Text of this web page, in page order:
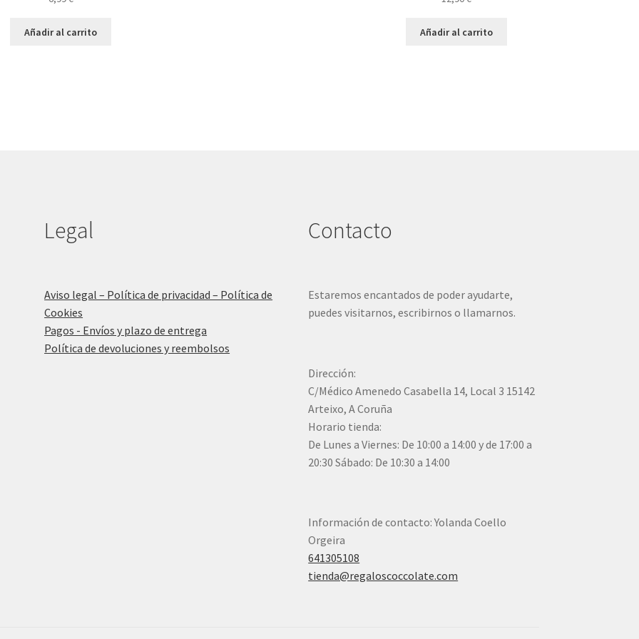
Añadir al carrito Añadir al carrito
Legal
Aviso legal – Política de privacidad – Política de
Cookies
Pagos - Envíos y plazo de entrega
Política de devoluciones y reembolsos
Contacto
Estaremos encantados de poder ayudarte,
puedes visitarnos, escribirnos o llamarnos.
Dirección:
C/Médico Amenedo Casabella 14, Local 3 15142
Arteixo, A Coruña
Horario tienda:
De Lunes a Viernes: De 10:00 a 14:00 y de 17:00 a
20:30 Sábado: De 10:30 a 14:00
Información de contacto: Yolanda Coello
Orgeira
641305108
tienda@regaloscoccolate.com